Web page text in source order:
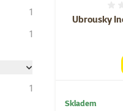
1
1
1
Ubrousky
Skladem